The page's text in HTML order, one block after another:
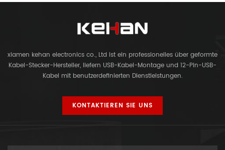
xiamen kehan electronics co., Ltd ist ein professionelles über geformte
Kabel-Stecker-Hersteller, liefern USB-Kabel-Montage und 12-Pin-USB-
Kabel mit benutzerdefinierten Dienstleistungen.
KONTAKTIEREN SIE UNS